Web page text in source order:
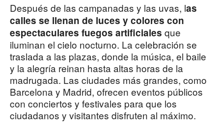
Después de las campanadas y las uvas, las
calles se llenan de luces y colores con
espectaculares fuegos artificiales que
iluminan el cielo nocturno. La celebración se
traslada a las plazas, donde la música, el baile
y la alegría reinan hasta altas horas de la
madrugada. Las ciudades más grandes, como
Barcelona y Madrid, ofrecen eventos públicos
con conciertos y festivales para que los
ciudadanos y visitantes disfruten al máximo.